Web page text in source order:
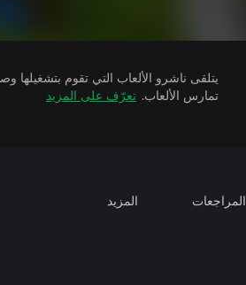
تمارس الألعاب. تعرّف على المزيد
المراجعات المزيد